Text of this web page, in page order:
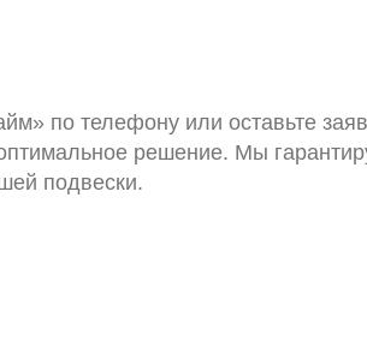
по телефону или оставьте
решение. Мы
подвески.